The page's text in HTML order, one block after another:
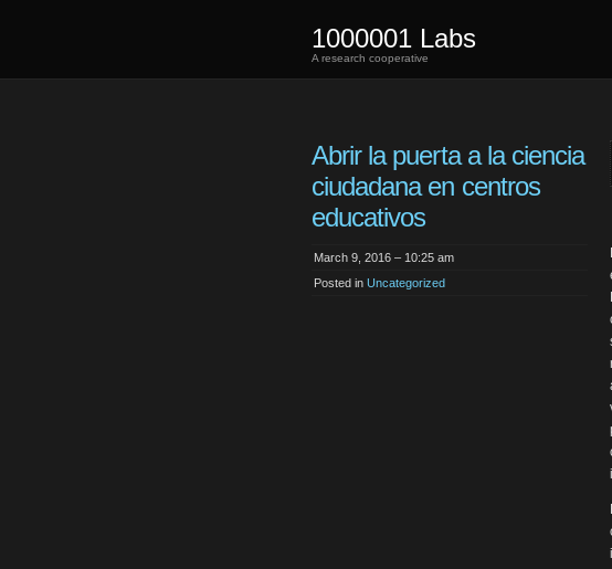
1000001 Labs
A research cooperative
Abrir la puerta a la ciencia
ciudadana en centros
educativos
March 9, 2016 – 10:25 am
Posted in Uncategorized